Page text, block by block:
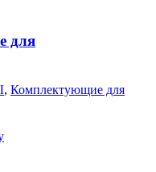
для
, Комплектующие для